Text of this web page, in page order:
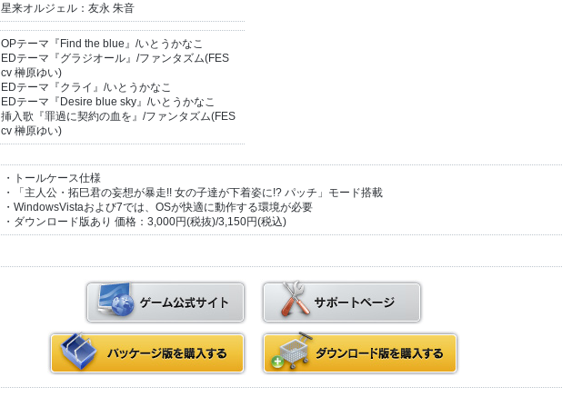
星来オルジェル：友永 朱音
OPテーマ『Find the blue』/いとうかなこ
EDテーマ『グラジオール』/ファンタズム(FES
cv 榊原ゆい)
EDテーマ『クライ』/いとうかなこ
EDテーマ『Desire blue sky』/いとうかなこ
挿入歌『罪過に契約の血を』/ファンタズム(FES
cv 榊原ゆい)
・トールケース仕様
・「主人公・拓巳君の妄想が暴走!! 女の子達が下着姿に!? パッチ」モード搭載
・WindowsVistaおよび7では、OSが快適に動作する環境が必要
・ダウンロード版あり 価格：3,000円(税抜)/3,150円(税込)